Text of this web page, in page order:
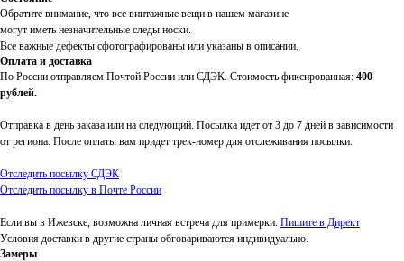
Обратите внимание, что все винтажные вещи в нашем магазине
могут иметь незначительные следы носки.
Все важные дефекты сфотографированы или указаны в описании.
Оплата и доставка
По России отправляем Почтой России или СДЭК. Стоимость фиксированная: 400
рублей.
Отправка в день заказа или на следующий. Посылка идет от 3 до 7 дней в зависимости
от региона. После оплаты вам придет трек-номер для отслеживания посылки.
Отследить посылку СДЭК
Отследить посылку в Почте России
Если вы в Ижевске, возможна личная встреча для примерки. Пишите в Директ
Условия доставки в другие страны обговариваются индивидуально.
Замеры